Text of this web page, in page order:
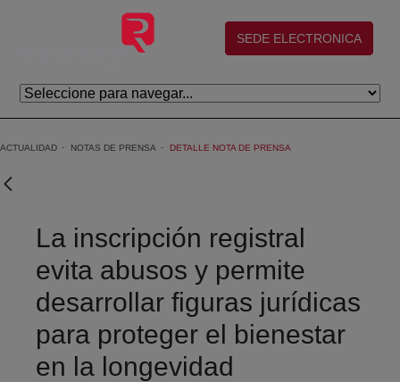
Saltar al contenido principal
(abre en nueva ventana)
SEDE ELECTRONICA
ACTUALIDAD NOTAS DE PRENSA DETALLE NOTA DE PRENSA
La inscripción registral
evita abusos y permite
desarrollar figuras jurídicas
para proteger el bienestar
en la longevidad